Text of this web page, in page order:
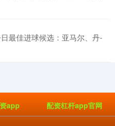
-0.00 0.00%
最佳进球候选：亚马尔、丹-
app 配资杠杆app官网